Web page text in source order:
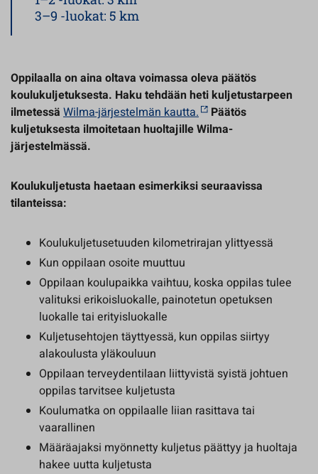
3–9 -luokat: 5 km
Oppilaalla on aina oltava voimassa oleva päätös
koulukuljetuksesta. Haku tehdäänheti kuljetustarpeen
ilmetessä Wilma-järjestelmän kautta.
Päätös
kuljetuksesta ilmoitetaan huoltajille Wilma-
järjestelmässä.
Koulukuljetusta haetaan esimerkiksi seuraavissa
tilanteissa:
Koulukuljetusetuuden kilometrirajan ylittyessä
Kun oppilaan osoite muuttuu
Oppilaan koulupaikka vaihtuu, koska oppilas tulee
valituksi erikoisluokalle, painotetun opetuksen
luokalle tai erityisluokalle
Kuljetusehtojen täyttyessä, kun oppilas siirtyy
alakoulusta yläkouluun
Oppilaan terveydentilaan liittyvistä syistä johtuen
oppilas tarvitsee kuljetusta
Koulumatka on oppilaalle liian rasittava tai
vaarallinen
Määräajaksi myönnetty kuljetus päättyy ja huoltaja
hakee uutta kuljetusta